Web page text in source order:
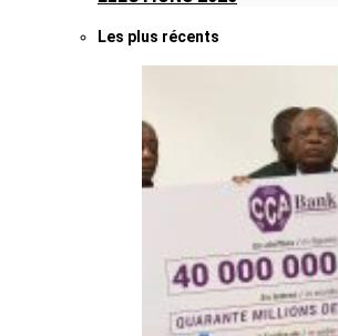
Les plus récents